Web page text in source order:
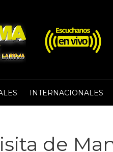
INTERNACIONALES
de